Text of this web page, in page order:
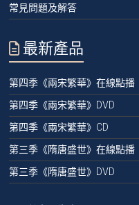
常見問題及解答
最新產品
第四季《兩宋繁華》在線點播
第四季《兩宋繁華》DVD
第四季《兩宋繁華》CD
第三季《隋唐盛世》在線點播
第三季《隋唐盛世》DVD